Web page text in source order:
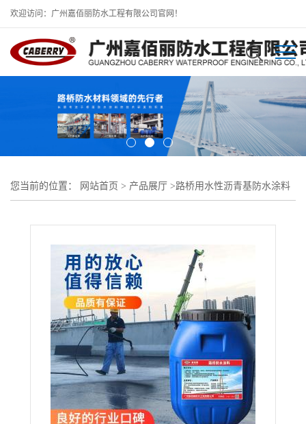
欢迎访问：广州嘉佰丽防水工程有限公司官网！
您当前的位置： 网站首页 > 产品展厅 >路桥用水性沥青基防水涂料